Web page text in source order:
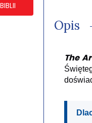
Opis
The